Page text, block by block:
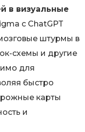
в визуальные
с ChatGPT
штурмы в
схемы и другие
для
быстро
карты
и